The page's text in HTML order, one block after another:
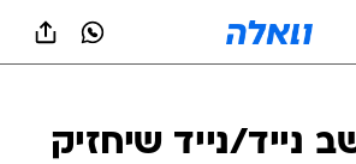
נייד/נייד שיחזיק